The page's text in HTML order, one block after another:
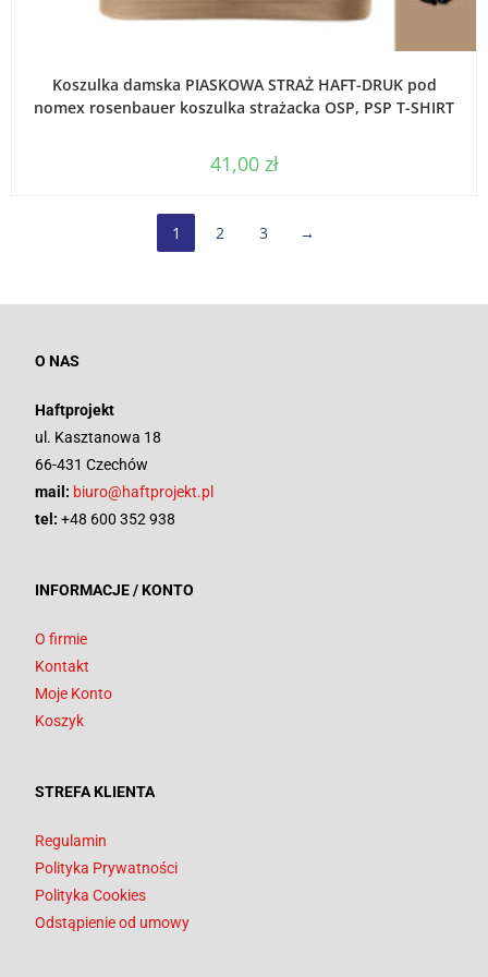
Koszulka damska PIASKOWA STRAŻ HAFT-DRUK pod
nomex rosenbauer koszulka strażacka OSP, PSP T-SHIRT
41,00 zł
1 2 3 →
O NAS
Haftprojekt
ul. Kasztanowa 18
66-431 Czechów
mail: biuro@haftprojekt.pl
tel: +48 600 352 938
INFORMACJE / KONTO
O firmie
Kontakt
Moje Konto
Koszyk
STREFA KLIENTA
Regulamin
Polityka Prywatności
Polityka Cookies
Odstąpienie od umowy